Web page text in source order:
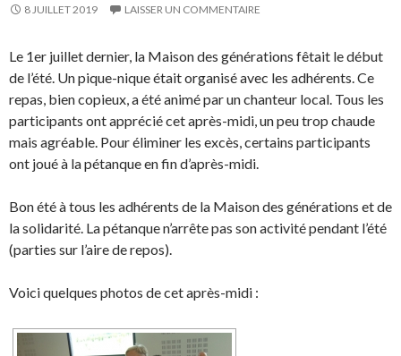
8 JUILLET 2019 LAISSER UN COMMENTAIRE
Le 1er juillet dernier, la Maison des générations fêtait le début
de l’été. Un pique-nique était organisé avec les adhérents. Ce
repas, bien copieux, a été animé par un chanteur local. Tous les
participants ont apprécié cet après-midi, un peu trop chaude
mais agréable. Pour éliminer les excès, certains participants
ont joué à la pétanque en fin d’après-midi.
Bon été à tous les adhérents de la Maison des générations et de
la solidarité. La pétanque n’arrête pas son activité pendant l’été
(parties sur l’aire de repos).
Voici quelques photos de cet après-midi :